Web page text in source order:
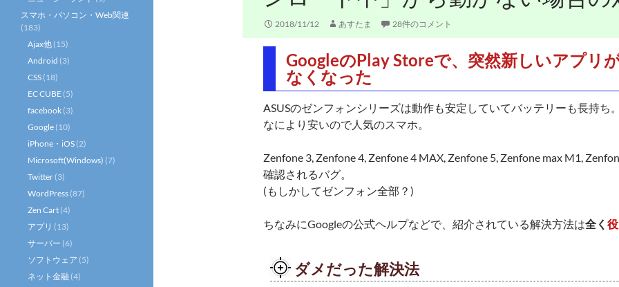
2018/11/12 あすたま 28件のコメント
GoogleのPlay Storeで、突然新しいアプリ
なくなった
ASUSのゼンフォンシリーズは動作も安定していてバッテリーも長持ち
なにより安いので人気のスマホ。
Zenfone 3, Zenfone 4, Zenfone 4 MAX, Zenfone 5, Zenfone max M1,
確認されるバグ。
(もしかしてゼンフォン全部？)
ちなみにGoogleの公式ヘルプなどで、紹介されている解決方法は全く
ダメだった解決法
スマホ・パソコン・Web関連
(183)
Ajax他 (15)
Android (3)
CSS (18)
EC CUBE (5)
facebook (3)
Google (10)
iPhone・iOS (2)
Microsoft(Windows) (7)
Twitter (3)
WordPress (87)
Zen Cart (4)
アプリ (13)
サーバー (6)
ソフトウェア (5)
ネット金融 (4)